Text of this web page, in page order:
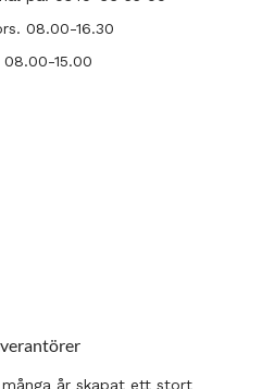
08.00-16.30
08.00-15.00
många år skapat ett stort